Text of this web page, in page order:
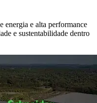
energia e alta performance
e sustentabilidade dentro